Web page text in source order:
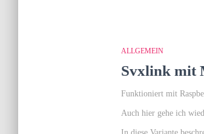
ALLGEMEIN
Svxlink mit
Funktioniert mit
Auch hier gehe ich